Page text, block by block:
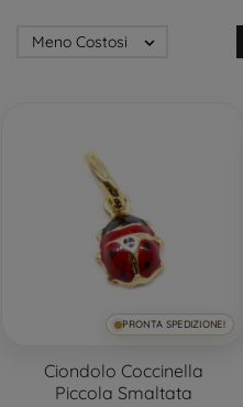
Meno Costosi 
PRONTA SPEDIZIONE!
Ciondolo Coccinella
Piccola Smaltata